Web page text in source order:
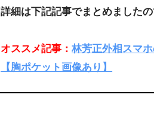
詳細は下記記事でまとめました
オススメ記事：林芳正外相スマ
【胸ポケット画像あり】